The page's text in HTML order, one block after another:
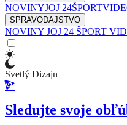
NOVINYJOJ 24ŠPORT
SPRAVODAJSTVO
NOVINY JOJ 24 ŠPORT
Svetlý Dizajn
Sledujte svoje